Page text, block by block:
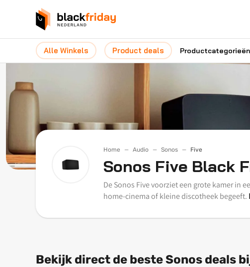
Alle Winkels Product deals Productcategorieën
Home Audio Sonos Five
Sonos Five Black
De Sonos Five voorziet een grote kamer in
home-cinema of kleine discotheek begeeft.
Bekijk direct de beste Sonos deals